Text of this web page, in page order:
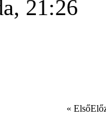
21:26
« Első